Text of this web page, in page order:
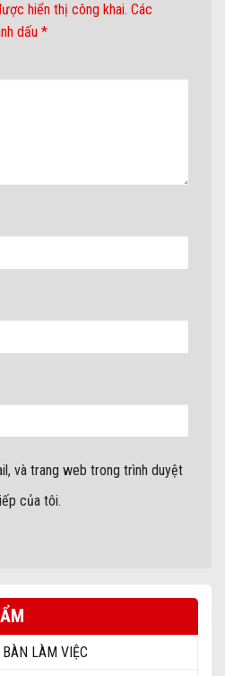
hiển thị công khai. Các
dấu *
và trang web trong trình duyệt
của tôi.
LÀM VIỆC